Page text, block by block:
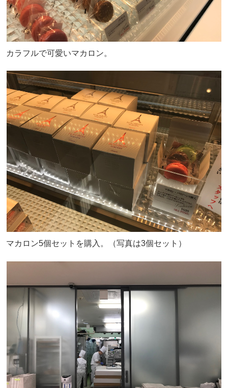
カラフルで可愛いマカロン。
マカロン5個セットを購入。（写真は3個セット）